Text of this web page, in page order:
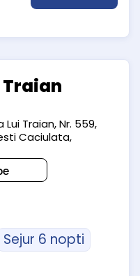
Traian
Lui Traian, Nr. 559,
Caciulata,
Sejur 6 nopti